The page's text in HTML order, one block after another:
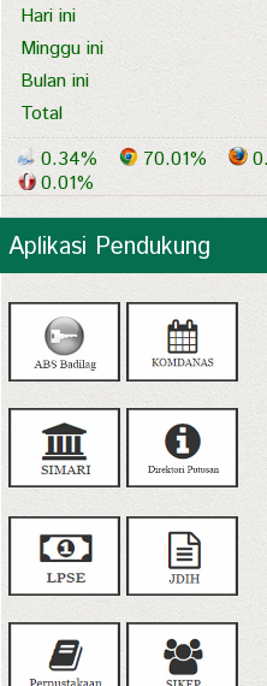
Hari ini
Minggu ini
Bulan ini
Total
0.34%
70.01%
0.01%
Aplikasi Pendukung